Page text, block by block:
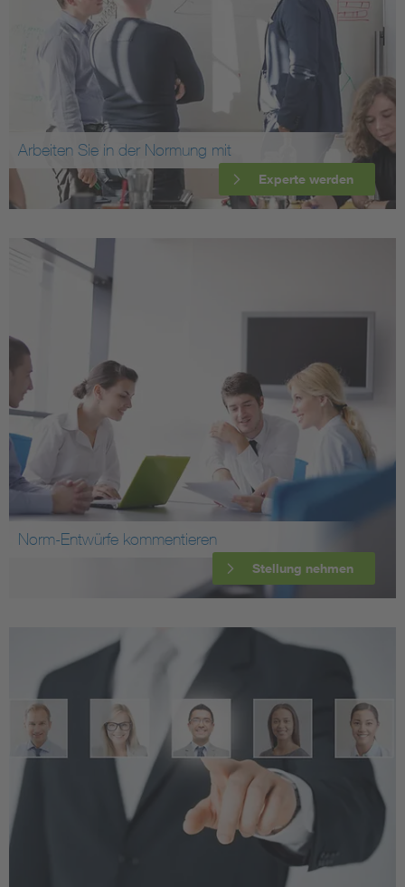
Arbeiten Sie in der Normung mit
Experte werden
Norm-Entwürfe kommentieren
Stellung nehmen